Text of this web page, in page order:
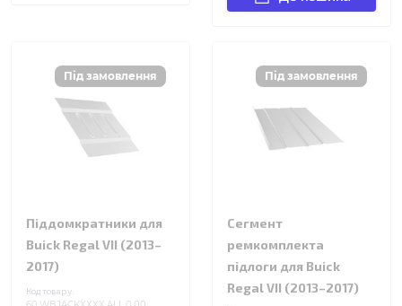
Піддомкратники для
Buick Regal VII (2013–
2017)
Код товару:
Сегмент
ремкомплекта
підлоги для Buick
Regal VII (2013–2017)